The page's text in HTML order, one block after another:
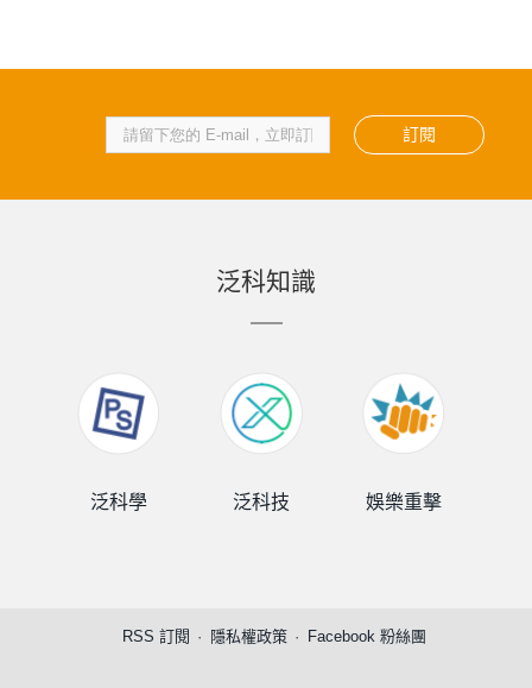
訂閱
泛科知識
泛科學 泛科技 娛樂重擊
RSS 訂閱 隱私權政策 Facebook 粉絲團